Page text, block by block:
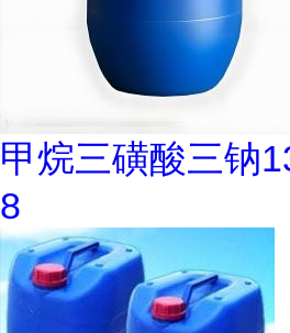
甲烷三磺酸三钠
8